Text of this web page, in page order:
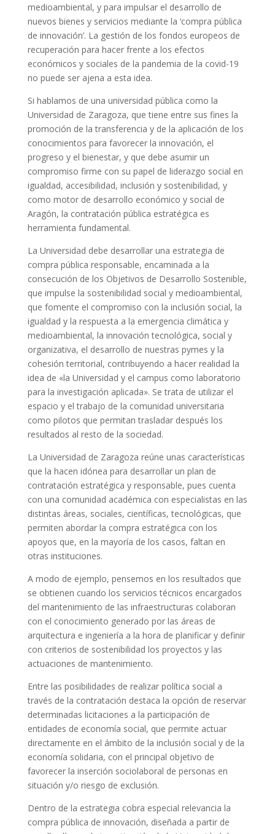
medioambiental, y para impulsar el desarrollo de
nuevos bienes y servicios mediante la ‘compra pública
de innovación’. La gestión de los fondos europeos de
recuperación para hacer frente a los efectos
económicos y sociales de la pandemia de la covid-19
no puede ser ajena a esta idea.
Si hablamos de una universidad pública como la
Universidad de Zaragoza, que tiene entre sus fines la
promoción de la transferencia y de la aplicación de los
conocimientos para favorecer la innovación, el
progreso y el bienestar, y que debe asumir un
compromiso firme con su papel de liderazgo social en
igualdad, accesibilidad, inclusión y sostenibilidad, y
como motor de desarrollo económico y social de
Aragón, la contratación pública estratégica es
herramienta fundamental.
La Universidad debe desarrollar una estrategia de
compra pública responsable, encaminada a la
consecución de los Objetivos de Desarrollo Sostenible,
que impulse la sostenibilidad social y medioambiental,
que fomente el compromiso con la inclusión social, la
igualdad y la respuesta a la emergencia climática y
medioambiental, la innovación tecnológica, social y
organizativa, el desarrollo de nuestras pymes y la
cohesión territorial, contribuyendo a hacer realidad la
idea de «la Universidad y el campus como laboratorio
para la investigación aplicada». Se trata de utilizar el
espacio y el trabajo de la comunidad universitaria
como pilotos que permitan trasladar después los
resultados al resto de la sociedad.
La Universidad de Zaragoza reúne unas características
que la hacen idónea para desarrollar un plan de
contratación estratégica y responsable, pues cuenta
con una comunidad académica con especialistas en las
distintas áreas, sociales, científicas, tecnológicas, que
permiten abordar la compra estratégica con los
apoyos que, en la mayoría de los casos, faltan en
otras instituciones.
A modo de ejemplo, pensemos en los resultados que
se obtienen cuando los servicios técnicos encargados
del mantenimiento de las infraestructuras colaboran
con el conocimiento generado por las áreas de
arquitectura e ingeniería a la hora de planificar y definir
con criterios de sostenibilidad los proyectos y las
actuaciones de mantenimiento.
Entre las posibilidades de realizar política social a
través de la contratación destaca la opción de reservar
determinadas licitaciones a la participación de
entidades de economía social, que permite actuar
directamente en el ámbito de la inclusión social y de la
economía solidaria, con el principal objetivo de
favorecer la inserción sociolaboral de personas en
situación y/o riesgo de exclusión.
Dentro de la estrategia cobra especial relevancia la
compra pública de innovación, diseñada a partir de